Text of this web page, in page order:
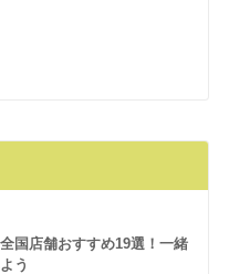
国店舗おすすめ19選！一緒
う